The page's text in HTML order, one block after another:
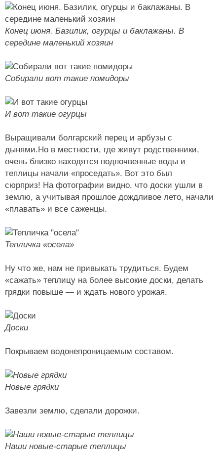
Конец июня. Базилик, огурцы и баклажаны. В
середине маленький хозяин
Собирали вот такие помидоры
И вот такие огурцы
Выращивали болгарский перец и арбузы с
дынями.Но в местности, где живут родственники,
очень близко находятся подпочвенные воды и
теплицы начали «проседать». Вот это был
сюрприз! На фотографии видно, что доски ушли в
землю, а учитывая прошлое дождливое лето, начали
«плавать» и все саженцы.
Тепличка «осела»
Ну что же, нам не привыкать трудиться. Будем
«сажать» теплицу на более высокие доски, делать
грядки повыше — и ждать нового урожая.
Доски
Покрываем водонепроницаемым составом.
Новые грядки
Завезли землю, сделали дорожки.
Наши новые-старые теплицы